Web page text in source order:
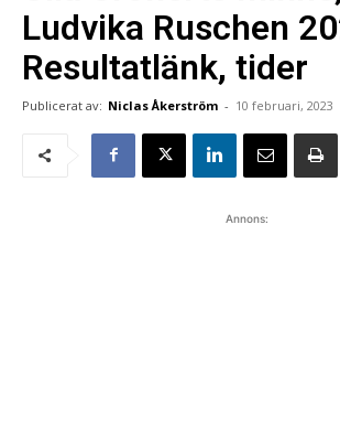
Ludvika Ruschen
Resultatlänk, tider
Publicerat av: Niclas Åkerström - 10 februari, 2023
Annons: